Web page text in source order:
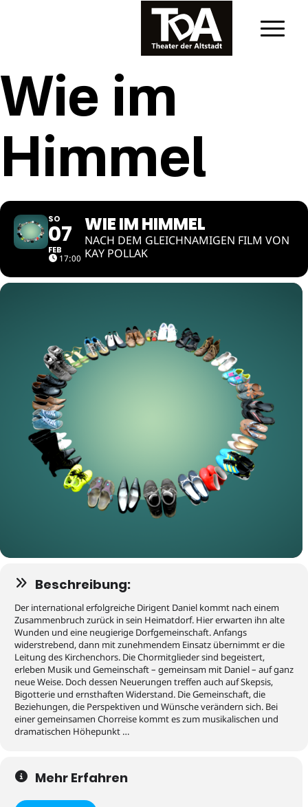
Wie im
Himmel
SO
07
FEB
17:00
WIE IM HIMMEL
NACH DEM GLEICHNAMIGEN FILM VON
KAY POLLAK
Beschreibung:
Der international erfolgreiche Dirigent Daniel kommt nach einem
Zusammenbruch zurück in sein Heimatdorf. Hier erwarten ihn alte
Wunden und eine neugierige Dorfgemeinschaft. Anfangs
widerstrebend, dann mit zunehmendem Einsatz übernimmt er die
Leitung des Kirchenchors. Die Chormitglieder sind begeistert,
erleben Musik und Gemeinschaft – gemeinsam mit Daniel – auf ganz
neue Weise. Doch dessen Neuerungen treffen auch auf Skepsis,
Bigotterie und ernsthaften Widerstand. Die Gemeinschaft, die
Beziehungen, die Perspektiven und Wünsche verändern sich. Bei
einer gemeinsamen Chorreise kommt es zum musikalischen und
dramatischen Höhepunkt …
Mehr Erfahren